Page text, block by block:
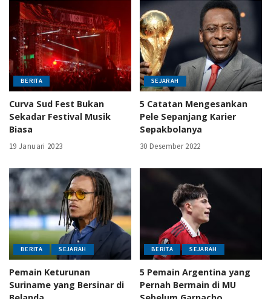
BERITA
Curva Sud Fest Bukan
Sekadar Festival Musik
Biasa
19 Januari 2023
SEJARAH
5 Catatan Mengesankan
Pele Sepanjang Karier
Sepakbolanya
30 Desember 2022
BERITA SEJARAH
Pemain Keturunan
Suriname yang Bersinar di
BERITA SEJARAH
5 Pemain Argentina yang
Pernah Bermain di MU